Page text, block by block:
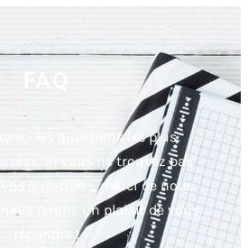
ici les questions les plus
Si vous ne trouvez pas
questions, merci de nous
nous ferons un plaisir de vous
répondre !